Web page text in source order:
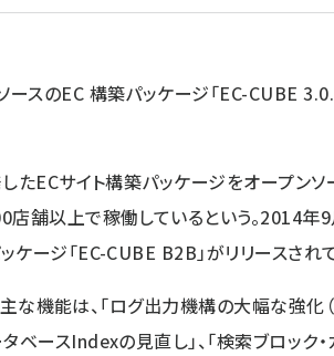
ースのEC 構築パッケージ「EC-CUBE
したECサイト構築パッケージをオープン
舗以上で稼働しているという。2014年
ージ「EC-CUBE B2B」がリリースされ
な機能は、「ログ出力機構の大幅な強化
ベースIndexの見直し」、「検索ブロック